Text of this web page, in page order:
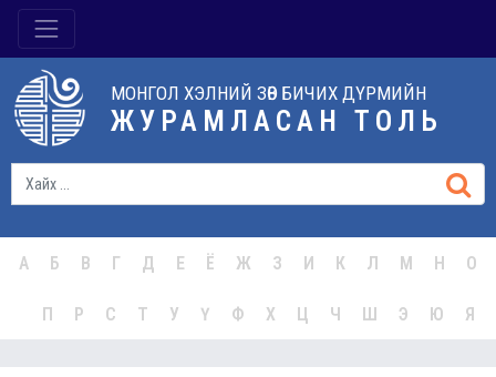
МОНГОЛ ХЭЛНИЙ ЗӨВ БИЧИХ ДҮРМИЙН
ЖУРАМЛАСАН ТОЛЬ
А Б В Г Д Е Ё Ж З И К Л М Н О
П Р С Т У Ү Ф Х Ц Ч Ш Э Ю Я